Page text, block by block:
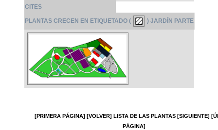
CITES
PLANTAS CRECEN EN ETIQUETADO ( ) JARDÍN PARTE
[PRIMERA PÁGINA] [VOLVER] LISTA DE LAS PLANTAS [SIGUIENTE]
PÁGINA]